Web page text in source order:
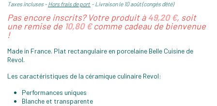
Taxes incluses Hors frais de port Livraison le 10 août (congés d'été)
Pas encore inscrits? Votre produit à49,20 €, soit
une remise de 10,80 €comme cadeau de bienvenue
!
Made in France. Plat rectangulaire en porcelaine Belle Cuisine de
Revol.
Les caractéristiques de la céramique culinaire Revol:
Performances uniques
Blanche et transparente